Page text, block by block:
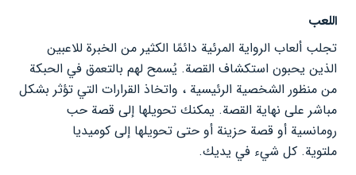
اللعب
تجلب ألعاب الرواية المرئية دائمًا الكثير من الخبرة للاعبين
الذين يحبون استكشاف القصة. يُسمح لهم بالتعمق في الحبكة
من منظور الشخصية الرئيسية ، واتخاذ القرارات التي تؤثر بشكل
مباشر على نهاية القصة. يمكنك تحويلها إلى قصة حب
رومانسية أو قصة حزينة أو حتى تحويلها إلى كوميديا ​​
ملتوية. كل شيء في يديك.